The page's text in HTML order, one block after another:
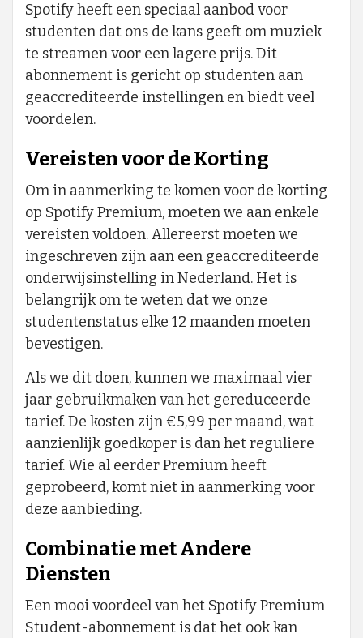
Spotify heeft een speciaal aanbod voor
studenten dat ons de kans geeft om muziek
te streamen voor een lagere prijs. Dit
abonnement is gericht op studenten aan
geaccrediteerde instellingen en biedt veel
voordelen.
Vereisten voor de Korting
Om in aanmerking te komen voor de korting
op Spotify Premium, moeten we aan enkele
vereisten voldoen. Allereerst moeten we
ingeschreven zijn aan een geaccrediteerde
onderwijsinstelling in Nederland. Het is
belangrijk om te weten dat we onze
studentenstatus elke 12 maanden moeten
bevestigen.
Als we dit doen, kunnen we maximaal vier
jaar gebruikmaken van het gereduceerde
tarief. De kosten zijn €5,99 per maand, wat
aanzienlijk goedkoper is dan het reguliere
tarief. Wie al eerder Premium heeft
geprobeerd, komt niet in aanmerking voor
deze aanbieding.
Combinatie met Andere
Diensten
Een mooi voordeel van het Spotify Premium
Student-abonnement is dat het ook kan